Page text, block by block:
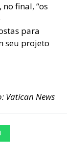
final, “os
para
seu projeto
Vatican News